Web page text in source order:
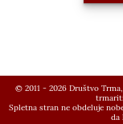
© 2011 - 2026 Društvo
Spletna stran ne obdeluje
da